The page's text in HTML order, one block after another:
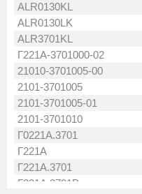
ALR0130KL
ALR0130LK
ALR3701KL
Г221А-3701000-02
21010-3701005-00
2101-3701005
2101-3701005-01
2101-3701010
Г0221А.3701
Г221А
Г221А.3701
Г221А.3701Р